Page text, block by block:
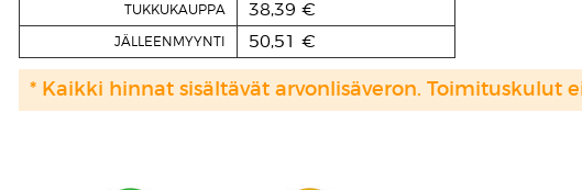
TUKKUKAUPPA 38,39 €
JÄLLEENMYYNTI 50,51 €
* Kaikki hinnat sisältävät arvonlisäveron. Toimituskulut